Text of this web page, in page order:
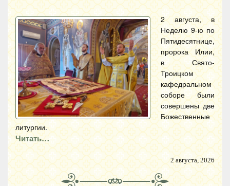
2 августа, в
Неделю 9-ю по
Пятидесятнице,
пророка Илии,
в Свято-
Троицком
кафедральном
соборе были
совершены две
Божественные
литургии.
Читать…
2 августа, 2026